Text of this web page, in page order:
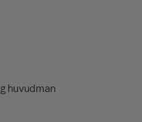
huvudman